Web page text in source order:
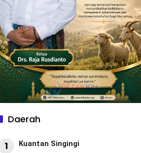
Daerah
1 Kuantan Singingi